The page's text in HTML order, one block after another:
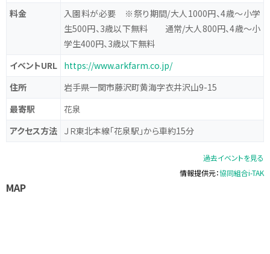
料金
入園料が必要 ※祭り期間/大人1000円、4歳～小学
生500円、3歳以下無料 通常/大人800円、4歳～小
学生400円、3歳以下無料
イベントURL https://www.arkfarm.co.jp/
住所
岩手県一関市藤沢町黄海字衣井沢山9-15
最寄駅
花泉
アクセス方法 ＪＲ東北本線「花泉駅」から車約15分
過去イベントを見る
情報提供元：協同組合i-TAK
MAP